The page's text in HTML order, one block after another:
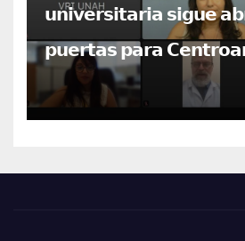
𝘂𝗻𝗶𝘃𝗲𝗿𝘀𝗶𝘁𝗮𝗿𝗶𝗮 𝘀𝗶𝗴𝘂𝗲
𝗽𝘂𝗲𝗿𝘁𝗮𝘀 𝗽𝗮𝗿𝗮